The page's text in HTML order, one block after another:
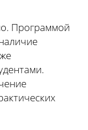
Программой